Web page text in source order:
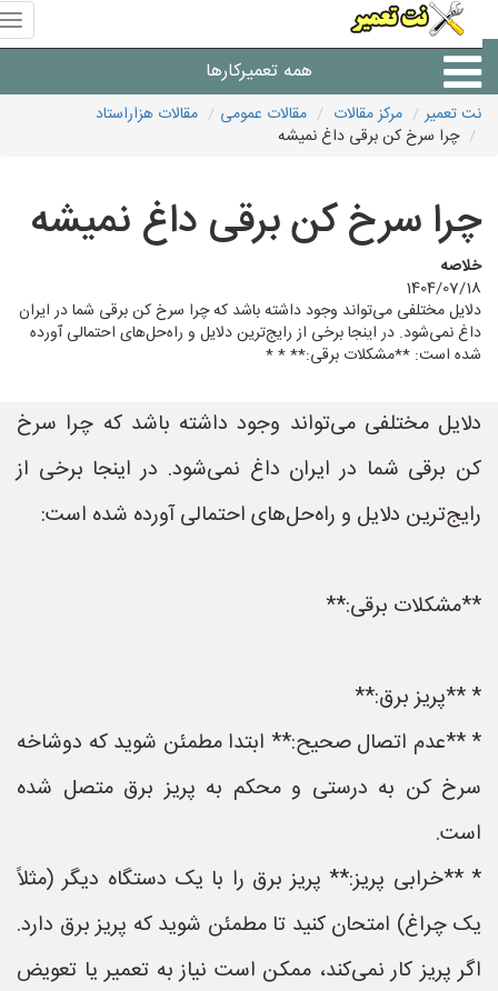
همه تعمیرکارها
شرکت های تعمیرات لوازم
نت تعمیر مرکز مقالات مقالات عمومی
مقالات هزاراستاد
چرا سرخ کن برقی داغ نمیشه
چرا سرخ کن برقی داغ نمیشه
خلاصه
1404/07/18
دلایل مختلفی می‌تواند وجود داشته باشد که چرا سرخ کن برقی شما در ایران
داغ نمی‌شود. در اینجا برخی از رایج‌ترین دلایل و راه‌حل‌های احتمالی آورده
شده است: **مشکلات برقی:** * *
دلایل مختلفی می‌تواند وجود داشته باشد که چرا سرخ
کن برقی شما در ایران داغ نمی‌شود. در اینجا برخی از
رایج‌ترین دلایل و راه‌حل‌های احتمالی آورده شده است:
**مشکلات برقی:**
* **پریز برق:**
* **عدم اتصال صحیح:** ابتدا مطمئن شوید که دوشاخه
سرخ کن به درستی و محکم به پریز برق متصل شده
است.
* **خرابی پریز:** پریز برق را با یک دستگاه دیگر (مثلاً
یک چراغ) امتحان کنید تا مطمئن شوید که پریز برق دارد.
اگر پریز کار نمی‌کند، ممکن است نیاز به تعمیر یا تعویض